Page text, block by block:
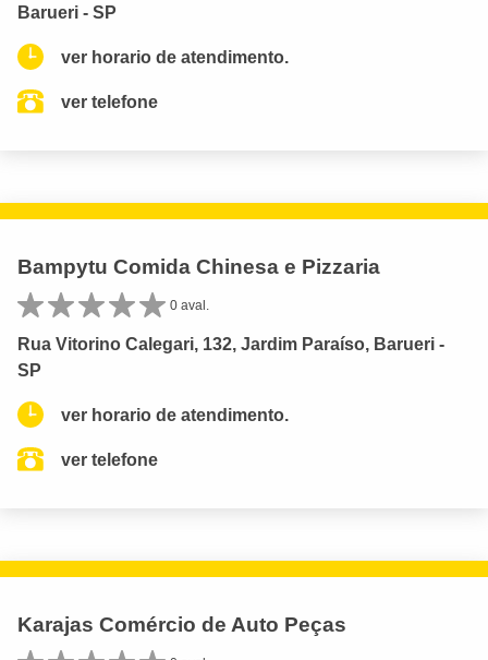
Barueri - SP
ver horario de atendimento.
ver telefone
Bampytu Comida Chinesa e Pizzaria
0 aval.
Rua Vitorino Calegari, 132, Jardim Paraíso, Barueri -
SP
ver horario de atendimento.
ver telefone
Karajas Comércio de Auto Peças